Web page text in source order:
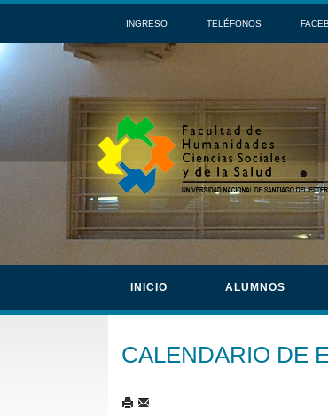
INGRESO TELÉFONOS
INICIO ALUMNOS
CALENDARIO DE